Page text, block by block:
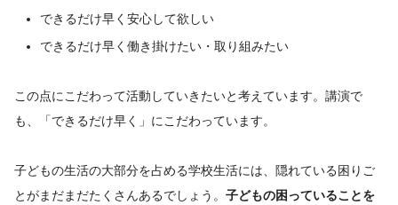
できるだけ早く安心して欲しい
できるだけ早く働き掛けたい・取り組みたい
この点にこだわって活動していきたいと考えています。講演で
も、「できるだけ早く」にこだわっています。
子どもの生活の大部分を占める学校生活には、隠れている困りご
とがまだまだたくさんあるでしょう。 子どもの困っていることを